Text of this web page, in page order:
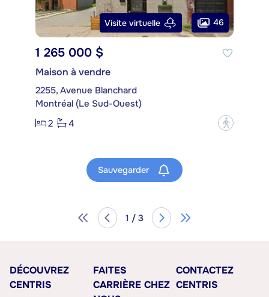
Visite virtuelle 46
1 265 000 $
Maison à vendre
2255, Avenue Blanchard
Montréal (Le Sud-Ouest)
2
4 ?
Sauvegarder
1 / 3
DÉCOUVREZ
CENTRIS
FAITES
CARRIÈRE CHEZ
CONTACTEZ
CENTRIS